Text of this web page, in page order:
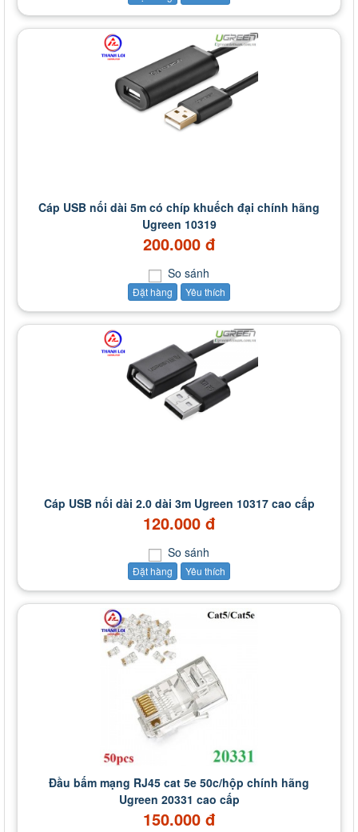
Cáp USB nối dài 5m có chíp khuếch đại chính hãng
Ugreen 10319
200.000 đ
So sánh
Đặt hàng Yêu thích
Cáp USB nối dài 2.0 dài 3m Ugreen 10317 cao cấp
120.000 đ
So sánh
Đặt hàng Yêu thích
Đầu bấm mạng RJ45 cat 5e 50c/hộp chính hãng
Ugreen 20331 cao cấp
150.000 đ